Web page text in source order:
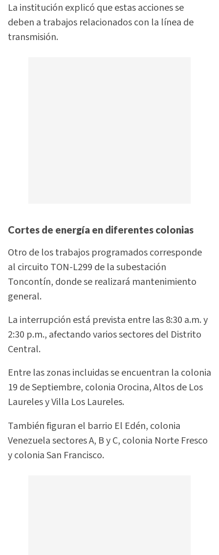
La institución explicó que estas acciones se
deben a trabajos relacionados con la línea de
transmisión.
Cortes de energía en diferentes colonias
Otro de los trabajos programados corresponde
al circuito TON-L299 de la subestación
Toncontín, donde se realizará mantenimiento
general.
La interrupción está prevista entre las 8:30 a.m. y
2:30 p.m., afectando varios sectores del Distrito
Central.
Entre las zonas incluidas se encuentran la colonia
19 de Septiembre, colonia Orocina, Altos de Los
Laureles y Villa Los Laureles.
También figuran el barrio El Edén, colonia
Venezuela sectores A, B y C, colonia Norte Fresco
y colonia San Francisco.